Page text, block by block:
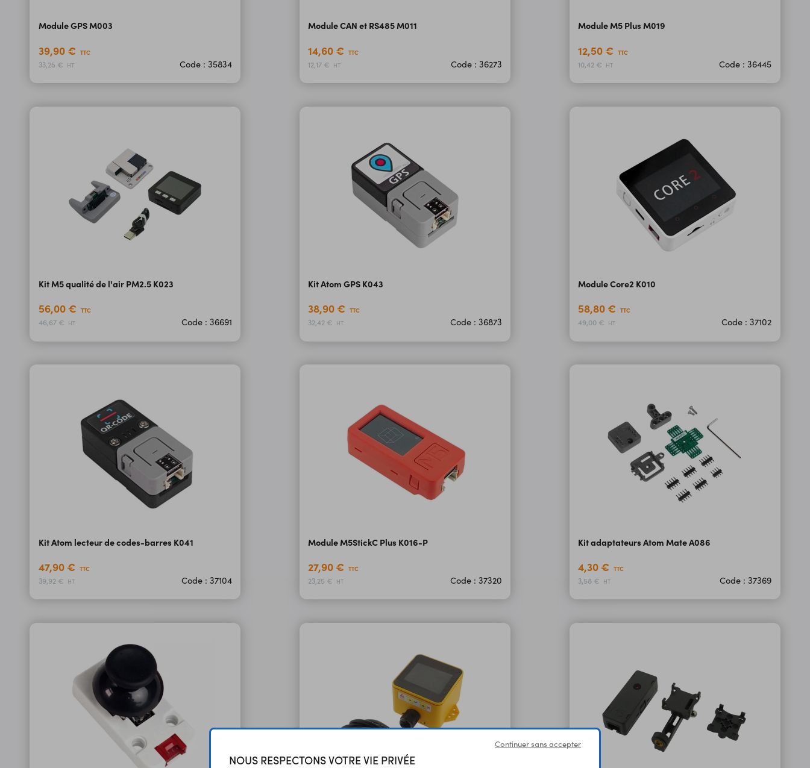
Module GPS M003
39,90 € TTC
33,25 € HT Code : 35834
Module CAN et RS485 M011
14,60 € TTC
12,17 € HT Code : 36273
Module M5 Plus M019
12,50 € TTC
10,42 € HT Code : 36445
Kit M5 qualité de l'air PM2.5 K023
56,00 € TTC
46,67 € HT Code : 36691
Kit Atom GPS K043
38,90 € TTC
32,42 € HT Code : 36873
Module Core2 K010
58,80 € TTC
49,00 € HT Code : 37102
Kit Atom lecteur de codes-barres K041
47,90 € TTC
39,92 € HT Code : 37104
Module M5StickC Plus K016-P
27,90 € TTC
23,25 € HT Code : 37320
Kit adaptateurs Atom Mate A086
4,30 € TTC
3,58 € HT Code : 37369
Continuer sans accepter
NOUS RESPECTONS VOTRE VIE PRIVÉE